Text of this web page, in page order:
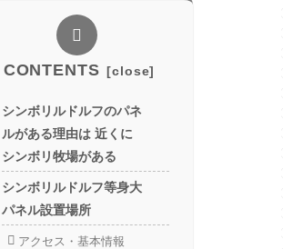
CONTENTS
シンボリルドルフのパネ
ルがある理由は 近くに
シンボリ牧場がある
シンボリルドルフ等身大
パネル設置場所
アクセス・基本情報